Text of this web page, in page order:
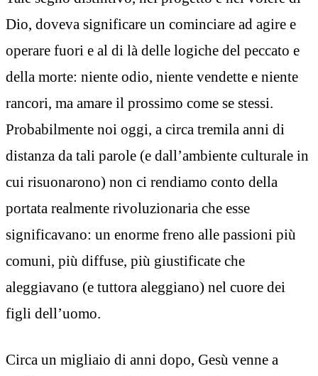
Dio, doveva significare un cominciare ad agire e
operare fuori e al di là delle logiche del peccato e
della morte: niente odio, niente vendette e niente
rancori, ma amare il prossimo come se stessi.
Probabilmente noi oggi, a circa tremila anni di
distanza da tali parole (e dall’ambiente culturale in
cui risuonarono) non ci rendiamo conto della
portata realmente rivoluzionaria che esse
significavano: un enorme freno alle passioni più
comuni, più diffuse, più giustificate che
aleggiavano (e tuttora aleggiano) nel cuore dei
figli dell’uomo.
Circa un migliaio di anni dopo, Gesù venne a